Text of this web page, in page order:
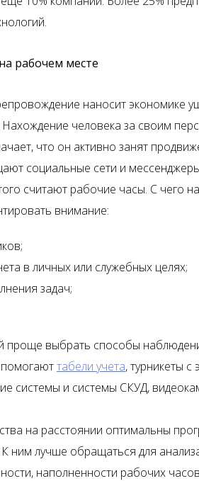
рабочем месте
наносит экономике
Нахождение человека за своим
что он активно занят
социальные сети и
считают рабочие часы. С чего
внимание:
в личных или служебных целях;
задач;
проще выбрать способы
помогаюттабели учета, турникеты с
системы и системы СКУД,
на расстоянии оптимальны
ним лучше обращаться для
наполненности рабочих